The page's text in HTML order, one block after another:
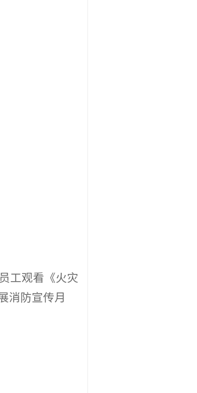
工观看《火灾
消防宣传月